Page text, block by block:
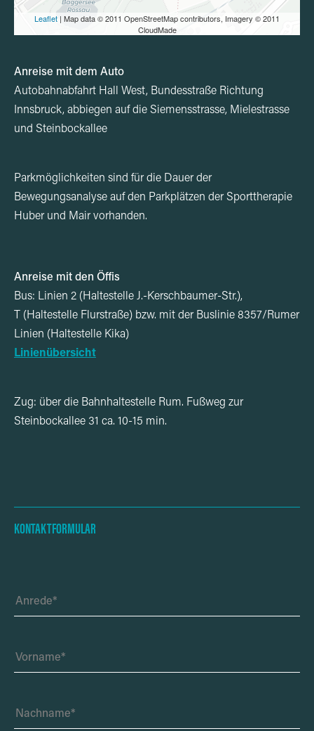
Anreise mit dem Auto
Autobahnabfahrt Hall West, Bundesstraße Richtung
Innsbruck, abbiegen auf die Siemensstrasse, Mielestrasse
und Steinbockallee
Parkmöglichkeiten sind für die Dauer der
Bewegungsanalyse auf den Parkplätzen der Sporttherapie
Huber und Mair vorhanden.
Anreise mit den Öffis
Bus: Linien 2 (Haltestelle J.-Kerschbaumer-Str.),
T (Haltestelle Flurstraße) bzw. mit der Buslinie 8357/Rumer
Linien (Haltestelle Kika)
Linienübersicht
Zug: über die Bahnhaltestelle Rum. Fußweg zur
Steinbockallee 31 ca. 10-15 min.
Leaflet | Map data © 2011 OpenStreetMap contributors, Imagery © 2011
CloudMade
KONTAKTFORMULAR